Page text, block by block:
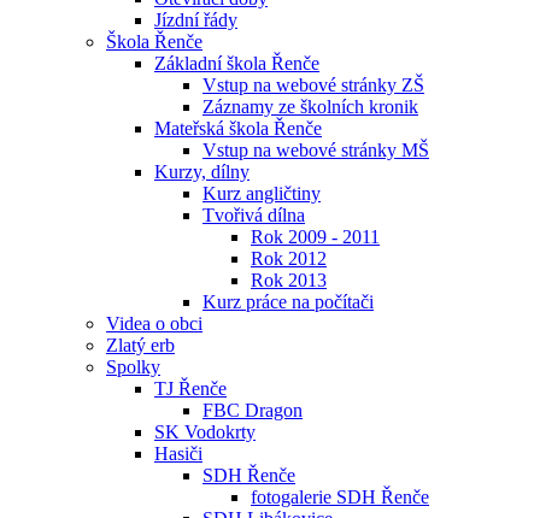
Jízdní řády
Škola Řenče
Základní škola Řenče
Vstup na webové stránky ZŠ
Záznamy ze školních kronik
Mateřská škola Řenče
Vstup na webové stránky MŠ
Kurzy, dílny
Kurz angličtiny
Tvořivá dílna
Rok 2009 - 2011
Rok 2012
Rok 2013
Kurz práce na počítači
Videa o obci
Zlatý erb
Spolky
TJ Řenče
FBC Dragon
SK Vodokrty
Hasiči
SDH Řenče
fotogalerie SDH Řenče